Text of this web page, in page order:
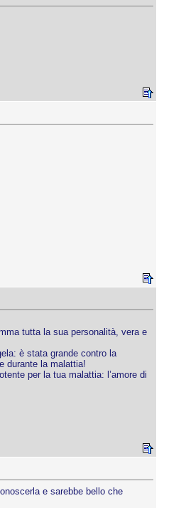
tutta la sua personalità, vera e
è stata grande contro la
durante la malattia!
per la tua malattia: l’amore di
e sarebbe bello che